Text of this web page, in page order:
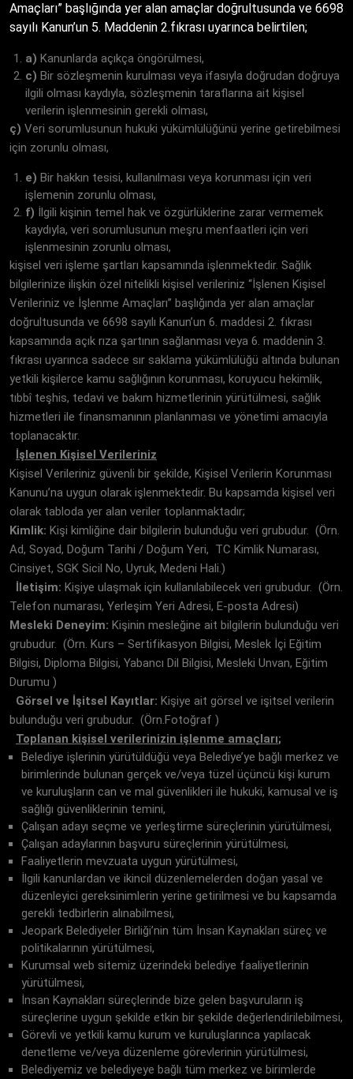
Amaçları” başlığında yer alan amaçlar doğrultusunda ve 6698
sayılı Kanun’un 5. Maddenin 2.fıkrası uyarınca belirtilen;
a) Kanunlarda açıkça öngörülmesi,
c) Bir sözleşmenin kurulması veya ifasıyla doğrudan doğruya
ilgili olması kaydıyla, sözleşmenin taraflarına ait kişisel
verilerin işlenmesinin gerekli olması,
ç) Veri sorumlusunun hukuki yükümlülüğünü yerine getirebilmesi
için zorunlu olması,
e) Bir hakkın tesisi, kullanılması veya korunması için veri
işlemenin zorunlu olması,
f) İlgili kişinin temel hak ve özgürlüklerine zarar vermemek
kaydıyla, veri sorumlusunun meşru menfaatleri için veri
işlenmesinin zorunlu olması,
kişisel veri işleme şartları kapsamında işlenmektedir. Sağlık
bilgilerinize ilişkin özel nitelikli kişisel verileriniz “İşlenen Kişisel
Verileriniz ve İşlenme Amaçları” başlığında yer alan amaçlar
doğrultusunda ve 6698 sayılı Kanun’un 6. maddesi 2. fıkrası
kapsamında açık rıza şartının sağlanması veya 6. maddenin 3.
fıkrası uyarınca sadece sır saklama yükümlülüğü altında bulunan
yetkili kişilerce kamu sağlığının korunması, koruyucu hekimlik,
tıbbî teşhis, tedavi ve bakım hizmetlerinin yürütülmesi, sağlık
hizmetleri ile finansmanının planlanması ve yönetimi amacıyla
toplanacaktır.
İşlenen Kişisel Verileriniz
Kişisel Verileriniz güvenli bir şekilde, Kişisel Verilerin Korunması
Kanunu’na uygun olarak işlenmektedir. Bu kapsamda kişisel veri
olarak tabloda yer alan veriler toplanmaktadır;
Kimlik: Kişi kimliğine dair bilgilerin bulunduğu veri grubudur. (Örn.
Ad, Soyad, Doğum Tarihi / Doğum Yeri, TC Kimlik Numarası,
Cinsiyet, SGK Sicil No, Uyruk, Medeni Hali.)
İletişim: Kişiye ulaşmak için kullanılabilecek veri grubudur. (Örn.
Telefon numarası, Yerleşim Yeri Adresi, E-posta Adresi)
Mesleki Deneyim: Kişinin mesleğine ait bilgilerin bulunduğu veri
grubudur. (Örn. Kurs – Sertifikasyon Bilgisi, Meslek İçi Eğitim
Bilgisi, Diploma Bilgisi, Yabancı Dil Bilgisi, Mesleki Unvan, Eğitim
Durumu )
Görsel ve İşitsel Kayıtlar: Kişiye ait görsel ve işitsel verilerin
bulunduğu veri grubudur. (Örn.Fotoğraf )
Toplanan kişisel verilerinizin işlenme amaçları;
Belediye işlerinin yürütüldüğü veya Belediye’ye bağlı merkez ve
birimlerinde bulunan gerçek ve/veya tüzel üçüncü kişi kurum
ve kuruluşların can ve mal güvenlikleri ile hukuki, kamusal ve iş
sağlığı güvenliklerinin temini,
Çalışan adayı seçme ve yerleştirme süreçlerinin yürütülmesi,
Çalışan adaylarının başvuru süreçlerinin yürütülmesi,
Faaliyetlerin mevzuata uygun yürütülmesi,
İlgili kanunlardan ve ikincil düzenlemelerden doğan yasal ve
düzenleyici gereksinimlerin yerine getirilmesi ve bu kapsamda
gerekli tedbirlerin alınabilmesi,
Jeopark Belediyeler Birliği’nin tüm İnsan Kaynakları süreç ve
politikalarının yürütülmesi,
Kurumsal web sitemiz üzerindeki belediye faaliyetlerinin
yürütülmesi,
İnsan Kaynakları süreçlerinde bize gelen başvuruların iş
süreçlerine uygun şekilde etkin bir şekilde değerlendirilebilmesi,
Görevli ve yetkili kamu kurum ve kuruluşlarınca yapılacak
denetleme ve/veya düzenleme görevlerinin yürütülmesi,
Belediyemiz ve belediyeye bağlı tüm merkez ve birimlerde